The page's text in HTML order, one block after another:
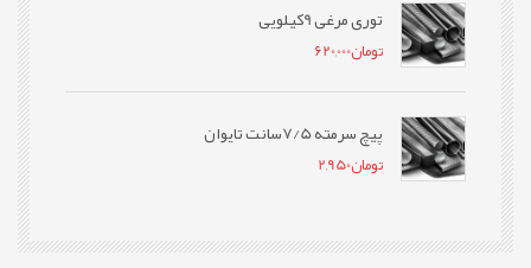
توری مرغی 9کیلویی
تومان620,000
پیچ سرمته 7/5سانت تایوان
تومان2,950